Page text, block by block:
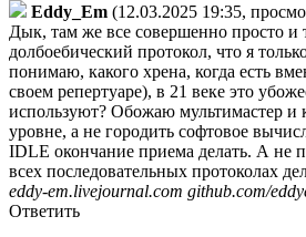
Eddy_Em (12.03.2025 19:35,
Дык, там же все совершенно просто
долбоебический протокол, что я
понимаю, какого хрена, когда есть
своем репертуаре), в 21 веке это
используют? Обожаю мультимастер и
уровне, а не городить софтовое
IDLE окончание приема делать. А не
всех последовательных протоколах
eddy-em.livejournal.com github.com/
Ответить